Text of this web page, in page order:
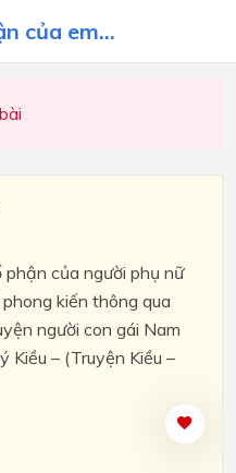
của em...
của người phụ nữ
kiến thông qua
người con gái Nam
Kiều – (Truyện Kiều –